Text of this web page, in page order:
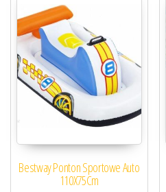
Bestway Ponton Sportowe Auto
110X75Cm